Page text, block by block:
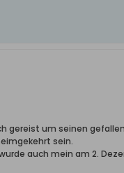
gereist um seinen
sein.
auch mein am 2.